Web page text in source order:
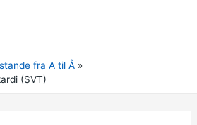
fra A til Å
(SVT)